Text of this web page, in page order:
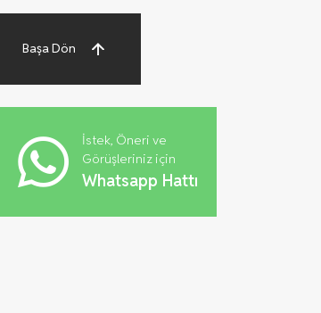
Başa Dön
İstek, Öneri ve
Görüşleriniz için
Whatsapp Hattı